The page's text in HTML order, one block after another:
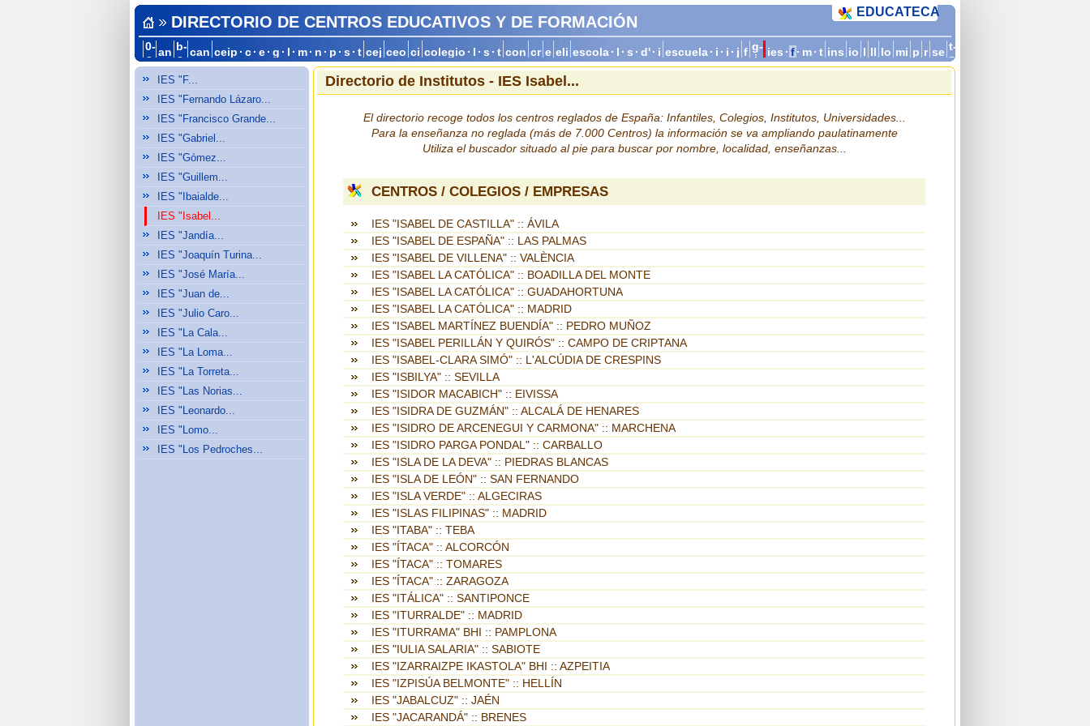
DIRECTORIO DE CENTROS EDUCATIVOS Y DE FORMACIÓN
0-
a
an b-
c
can ceip · c · e · g · · m · n · p · s · t cej ceo ci colegio · · s · t con cr e eli escola · · s · d' · i escuela · i · i · j f g-
i
ies · f · m · t ins io lo mi p r se t-
z
EDUCATECA
IES "F...
IES "Fernando Lázaro...
IES "Francisco Grande...
IES "Gabriel...
IES "Gómez...
IES "Guillem...
IES "Ibaialde...
IES "Isabel...
IES "Jandía...
IES "Joaquín Turina...
IES "José María...
IES "Juan de...
IES "Julio Caro...
IES "La Cala...
IES "La Loma...
IES "La Torreta...
IES "Las Norias...
IES "Leonardo...
IES "Lomo...
IES "Los Pedroches...
Directorio de Institutos - IES Isabel...
El directorio recoge todos los centros reglados de España: Infantiles, Colegios, Institutos, Universidades...
Para la enseñanza no reglada (más de 7.000 Centros) la información se va ampliando paulatinamente
Utiliza el buscador situado al pie para buscar por nombre, localidad, enseñanzas...
CENTROS / COLEGIOS / EMPRESAS
IES "ISABEL DE CASTILLA" :: ÁVILA
IES "ISABEL DE ESPAÑA" :: LAS PALMAS
IES "ISABEL DE VILLENA" :: VALÈNCIA
IES "ISABEL LA CATÓLICA" :: BOADILLA DEL MONTE
IES "ISABEL LA CATÓLICA" :: GUADAHORTUNA
IES "ISABEL LA CATÓLICA" :: MADRID
IES "ISABEL MARTÍNEZ BUENDÍA" :: PEDRO MUÑOZ
IES "ISABEL PERILLÁN Y QUIRÓS" :: CAMPO DE CRIPTANA
IES "ISABEL-CLARA SIMÓ" :: L'ALCÚDIA DE CRESPINS
IES "ISBILYA" :: SEVILLA
IES "ISIDOR MACABICH" :: EIVISSA
IES "ISIDRA DE GUZMÁN" :: ALCALÁ DE HENARES
IES "ISIDRO DE ARCENEGUI Y CARMONA" :: MARCHENA
IES "ISIDRO PARGA PONDAL" :: CARBALLO
IES "ISLA DE LA DEVA" :: PIEDRAS BLANCAS
IES "ISLA DE LEÓN" :: SAN FERNANDO
IES "ISLA VERDE" :: ALGECIRAS
IES "ISLAS FILIPINAS" :: MADRID
IES "ITABA" :: TEBA
IES "ÍTACA" :: ALCORCÓN
IES "ÍTACA" :: TOMARES
IES "ÍTACA" :: ZARAGOZA
IES "ITÁLICA" :: SANTIPONCE
IES "ITURRALDE" :: MADRID
IES "ITURRAMA" BHI :: PAMPLONA
IES "IULIA SALARIA" :: SABIOTE
IES "IZARRAIZPE IKASTOLA" BHI :: AZPEITIA
IES "IZPISÚA BELMONTE" :: HELLÍN
IES "JABALCUZ" :: JAÉN
IES "JACARANDÁ" :: BRENES